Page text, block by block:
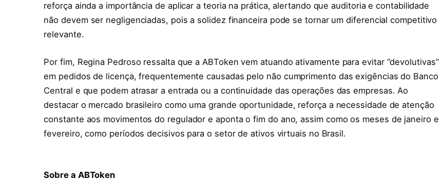
reforça ainda a importância de aplicar a teoria na prática, alertando que auditoria e contabilidade
não devem ser negligenciadas, pois a solidez financeira pode se tornar um diferencial competitivo
relevante.
Por fim, Regina Pedroso ressalta que a ABToken vem atuando ativamente para evitar “devolutivas”
em pedidos de licença, frequentemente causadas pelo não cumprimento das exigências do Banco
Central e que podem atrasar a entrada ou a continuidade das operações das empresas. Ao
destacar o mercado brasileiro como uma grande oportunidade, reforça a necessidade de atenção
constante aos movimentos do regulador e aponta o fim do ano, assim como os meses de janeiro e
fevereiro, como períodos decisivos para o setor de ativos virtuais no Brasil.
Sobre a ABToken